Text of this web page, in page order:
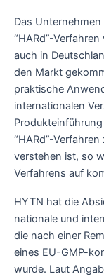
Das
“HARd”-
auch in
den Markt
praktische
internationalen
“HARd”-
verstehen ist, so
Verfahrens auf
HYTN hat die
nationale und
die nach einer
eines EU-GMP-
wurde. Laut